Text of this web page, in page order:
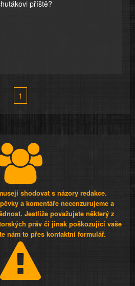
příště?
1
shodovat s názory redakce.
a komentáře necenzurujeme a
Jestliže považujete některý z
práv či jinak poškozující vaše
nám to přes kontaktní formulář.